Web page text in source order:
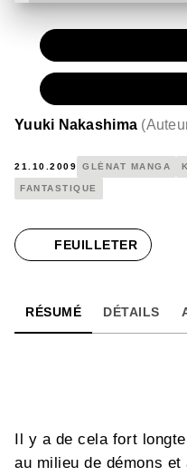
Yuuki Nakashima (
21.10.2009 GLÉNAT MANGA
FANTASTIQUE
FEUILLETER
RÉSUMÉ DÉTAILS
Il y a de cela fort
au milieu de démons